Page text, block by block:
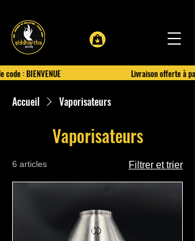
: BIENVENUE Livraison offerte à
Accueil Vaporisateurs
Vaporisateurs
6 articles Filtrer et trier